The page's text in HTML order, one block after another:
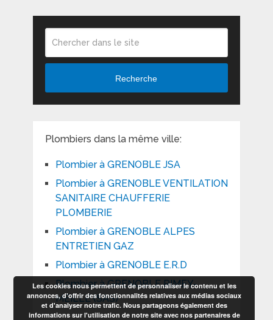
Recherche
Plombiers dans la même ville:
Plombier à GRENOBLE JSA
Plombier à GRENOBLE VENTILATION
SANITAIRE CHAUFFERIE
PLOMBERIE
Plombier à GRENOBLE ALPES
ENTRETIEN GAZ
Plombier à GRENOBLE E.R.D
Plombier à GRENOBLE RIMEY-
MEILLE (SAS)
Les cookies nous permettent de personnaliser le contenu et les
annonces, d'offrir des fonctionnalités relatives aux médias sociaux
et d'analyser notre trafic. Nous partageons également des
informations sur l'utilisation de notre site avec nos partenaires de